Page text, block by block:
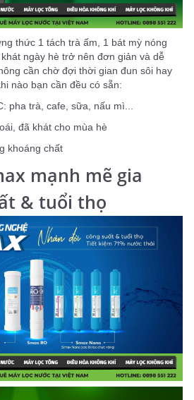
thức 1 tách trà ấm, 1 bát mỳ nóng
ngày hè trở nên đơn giản và dễ
cần chờ đợi thời gian đun sôi hay
nào bạn cần đều có sẵn:
pha trà, cafe, sữa, nấu mì...
đã khát cho mùa hè
khoáng chất
mạnh mẽ gia
& tuổi thọ